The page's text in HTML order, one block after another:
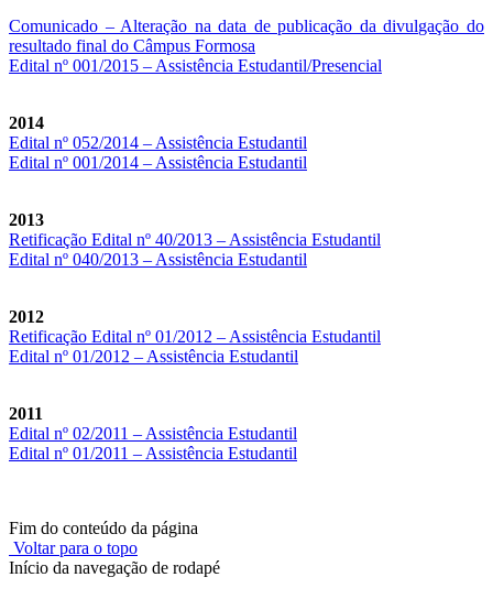
Comunicado – Alteração na data de publicação da divulgação do
resultado final do Câmpus Formosa
Edital nº 001/2015 – Assistência Estudantil/Presencial
2014
Edital nº 052/2014 – Assistência Estudantil
Edital nº 001/2014 – Assistência Estudantil
2013
Retificação Edital nº 40/2013 – Assistência Estudantil
Edital nº 040/2013 – Assistência Estudantil
2012
Retificação Edital nº 01/2012 – Assistência Estudantil
Edital nº 01/2012 – Assistência Estudantil
2011
Edital nº 02/2011 – Assistência Estudantil
Edital nº 01/2011 – Assistência Estudantil
Fim do conteúdo da página
Voltar para o topo
Início da navegação de rodapé